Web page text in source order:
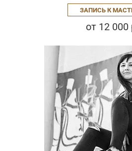
ЗАПИСЬ К
от 12 000